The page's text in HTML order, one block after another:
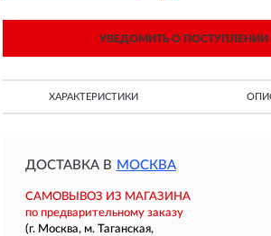
УВЕДОМИТЬ О ПОСТУПЛЕНИИ
ХАРАКТЕРИСТИКИ
ДОСТАВКА В МОСКВА
САМОВЫВОЗ ИЗ МАГАЗИНА
по предварительному заказу
(г. Москва, м. Таганская,